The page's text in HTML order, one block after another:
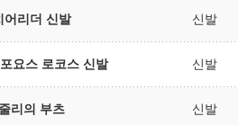
어리더 신발 신발
요스 로코스 신발 신발
줄리의 부츠 신발